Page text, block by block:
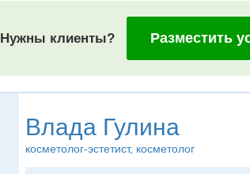
Нужны клиенты? Разместить
Влада Гулина
косметолог-эстетист, косметолог